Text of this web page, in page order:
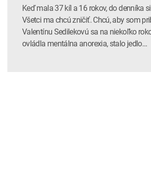
Keď mala 37 kíl a 16 rokov, do denníka
Všetci ma chcú zničiť. Chcú, aby som
Valentínu Sedilekovú sa na niekoľko
ovládla mentálna anorexia, stalo jedlo…